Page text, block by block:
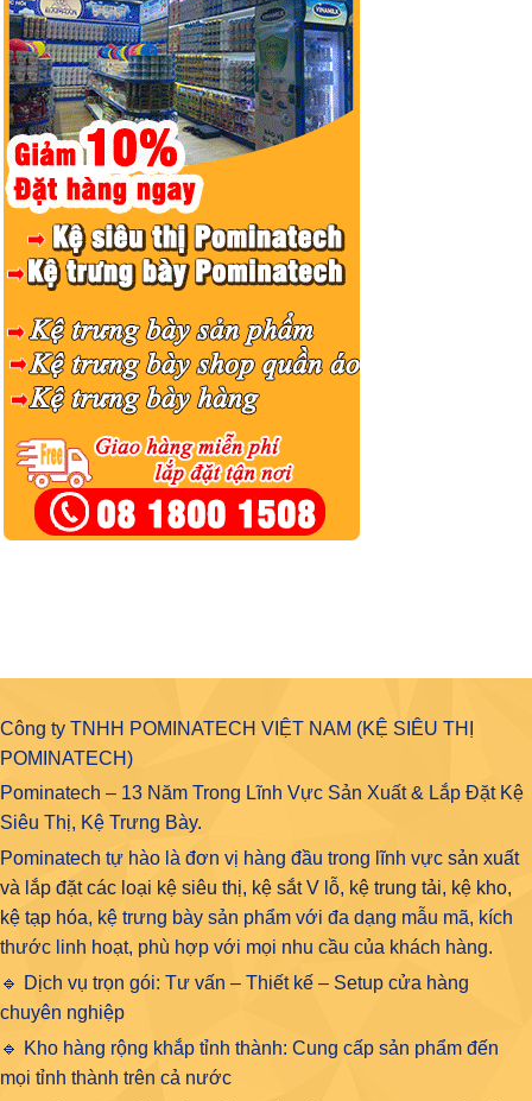
Công ty TNHH POMINATECH VIỆT NAM (KỆ SIÊU THỊ
POMINATECH)
Pominatech – 13 Năm Trong Lĩnh Vực Sản Xuất & Lắp Đặt Kệ
Siêu Thị, Kệ Trưng Bày.
Pominatech tự hào là đơn vị hàng đầu trong lĩnh vực sản xuất
và lắp đặt các loại kệ siêu thị, kệ sắt V lỗ, kệ trung tải, kệ kho,
kệ tạp hóa, kệ trưng bày sản phẩm với đa dạng mẫu mã, kích
thước linh hoạt, phù hợp với mọi nhu cầu của khách hàng.
🔹 Dịch vụ trọn gói: Tư vấn – Thiết kế – Setup cửa hàng
chuyên nghiệp
🔹 Kho hàng rộng khắp tỉnh thành: Cung cấp sản phẩm đến
mọi tỉnh thành trên cả nước